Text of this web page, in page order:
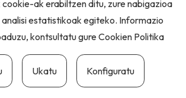
cookie-ak erabiltzen ditu, zure nabigazioa
estatistikoak egiteko. Informazio
kontsultatu gureCookien Politika
Ukatu Konfiguratu